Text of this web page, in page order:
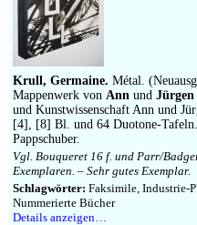
Krull, Germaine. Métal.
Mappenwerk von Ann und
und Kunstwissenschaft Ann und
[4], [8] Bl. und 64 Duotone-
Pappschuber.
Vgl. Bouqueret 16 f. und Parr/
Exemplaren. – Sehr gutes Exemplar.
Schlagwörter: Faksimile, Industrie-
Nummerierte Bücher
Details anzeigen…